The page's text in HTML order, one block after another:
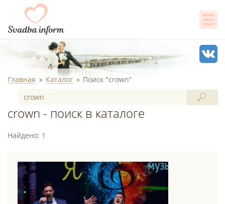
Главная Каталог Поиск "crown"
crown - поиск в каталоге
Найдено: 1